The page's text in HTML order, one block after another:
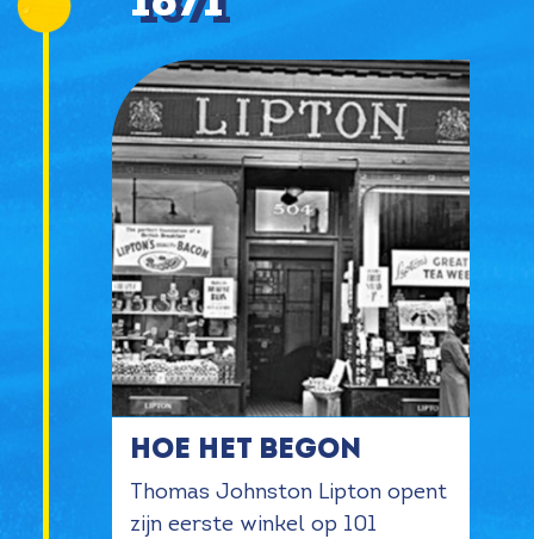
Hoe het begon
Thomas Johnston Lipton opent
zijn eerste winkel op 101